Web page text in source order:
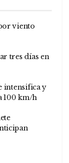
viento
tres días en
intensifica y
100 km/h